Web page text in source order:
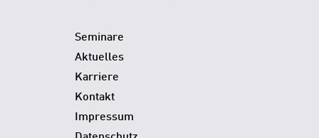
Seminare
Aktuelles
Karriere
Kontakt
Impressum